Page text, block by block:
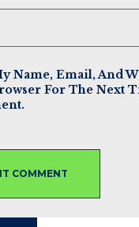
Name, Email, And
For The Next